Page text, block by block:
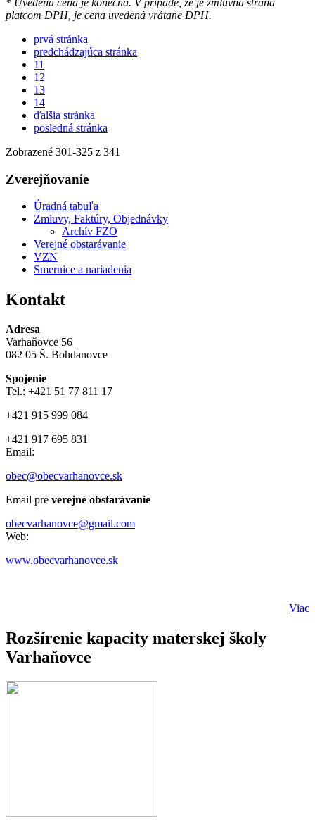
platcom DPH, je cena uvedená vrátane DPH.
prvá stránka
predchádzajúca stránka
11
12
13
14
ďalšia stránka
posledná stránka
Zobrazené 301-325 z 341
Zverejňovanie
Úradná tabuľa
Zmluvy, Faktúry, Objednávky
Archív FZO
Verejné obstarávanie
VZN
Smernice a nariadenia
Kontakt
Adresa
Varhaňovce 56
082 05 Š. Bohdanovce
Spojenie
Tel.: +421 51 77 811 17
+421 915 999 084
+421 917 695 831
Email:
obec@obecvarhanovce.sk
Email pre verejné obstarávanie
obecvarhanovce@gmail.com
Web:
www.obecvarhanovce.sk
Viac
Rozšírenie kapacity materskej školy
Varhaňovce